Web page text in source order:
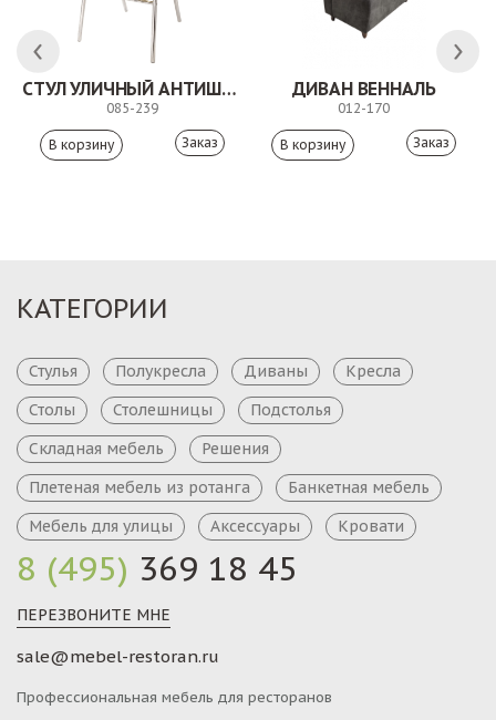
СТУЛ УЛИЧНЫЙ АНТИШОН
085-239
Заказ
ДИВАН ВЕННАЛЬ
012-170
Заказ
8 (495) 369 18 45
ПЕРЕЗВОНИТЕ МНЕ
sale@mebel-restoran.ru
Профессиональная мебель для ресторанов
КАТЕГОРИИ
Стулья Полукресла Диваны
Кресла
Столы
Столешницы
Подстолья
Складная мебель
Решения
Плетеная мебель из ротанга
Банкетная мебель
Мебель для улицы
Аксессуары Кровати